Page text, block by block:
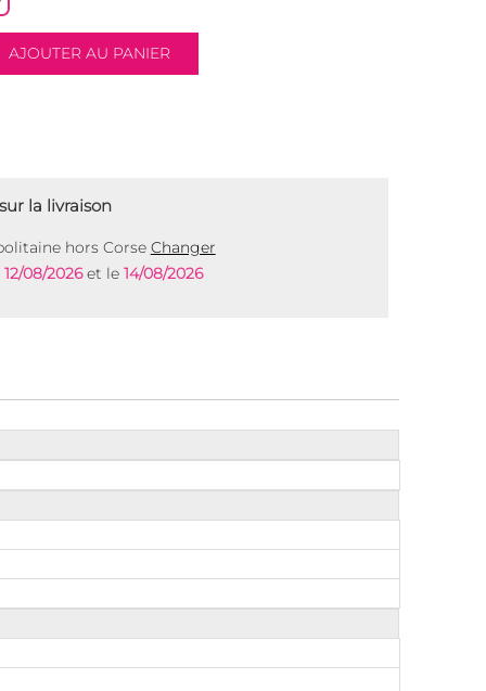
la livraison
hors Corse Changer
12/08/2026et le 14/08/2026